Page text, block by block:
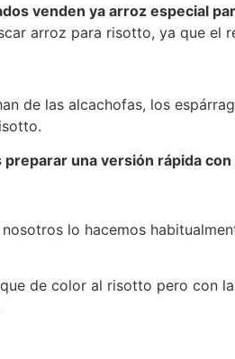
venden ya arroz especial
arroz para risotto, ya que el
de las alcachofas, los
preparar una versión rápida
lo hacemos
de color al risotto pero con